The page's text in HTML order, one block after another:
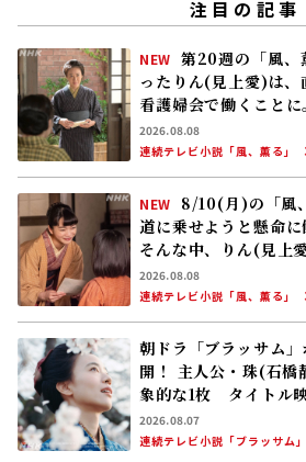
注目の記事
NEW 第20週の「風
ったりん(見上愛)は
看護婦会で働くこと
分の理想とした無償の
2026.08.08
連続テレビ小説「風、薫る」
NEW
8/10(月)の「風
道に乗せようと懸命に
そんな中、りん(見上
る
2026.08.08
連続テレビ小説「風、薫る」
朝ドラ「ブラッサム
開！ 主人公・珠(石橋
象的な1枚 タイトル
りは三條雅幸アナ
2026.08.07
連続テレビ小説「ブラッサム」